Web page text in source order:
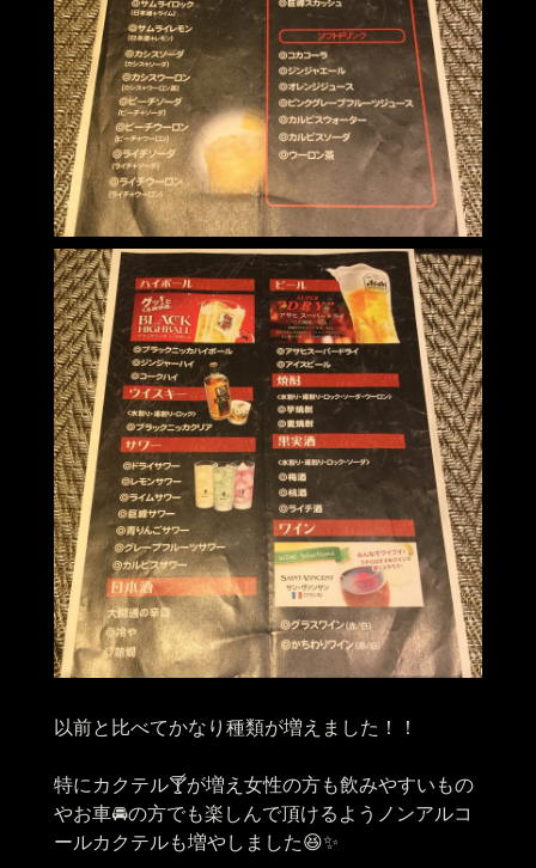
以前と比べてかなり種類が増えました！！
特にカクテル🍸が増え女性の方も飲みやすいもの
やお車🚘の方でも楽しんで頂けるようノンアルコ
ールカクテルも増やしました😆✨